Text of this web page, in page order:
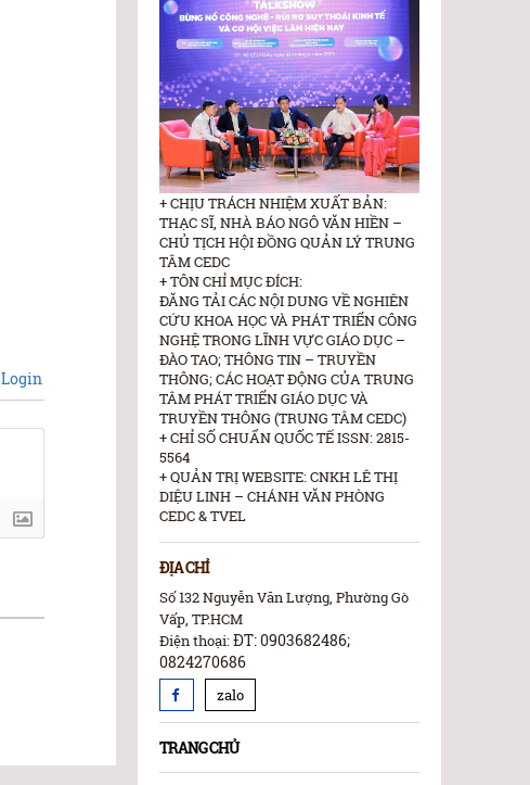
Login
+ CHỊU TRÁCH NHIỆM XUẤT BẢN:
THẠC SĨ, NHÀ BÁO NGÔ VĂN HIỀN –
CHỦ TỊCH HỘI ĐỒNG QUẢN LÝ TRUNG
TÂM CEDC
+ TÔN CHỈ MỤC ĐÍCH:
ĐĂNG TẢI CÁC NỘI DUNG VỀ NGHIÊN
CỨU KHOA HỌC VÀ PHÁT TRIỂN CÔNG
NGHỆ TRONG LĨNH VỰC GIÁO DỤC –
ĐÀO TAO; THÔNG TIN – TRUYỀN
THÔNG; CÁC HOẠT ĐỘNG CỦA TRUNG
TÂM PHÁT TRIỂN GIÁO DỤC VÀ
TRUYỀN THÔNG (TRUNG TÂM CEDC)
+ CHỈ SỐ CHUẨN QUỐC TẾ ISSN: 2815-
5564
+ QUẢN TRỊ WEBSITE: CNKH LÊ THỊ
DIỆU LINH – CHÁNH VĂN PHÒNG
CEDC & TVEL
ĐỊA CHỈ
Số 132 Nguyễn Văn Lượng, Phường Gò
Vấp, TP.HCM
Điện thoại:ĐT: 0903682486;
0824270686
zalo
TRANG CHỦ